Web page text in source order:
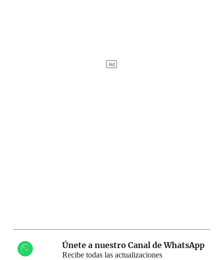
Únete a nuestro Canal de WhatsApp
Recibe todas las actualizaciones